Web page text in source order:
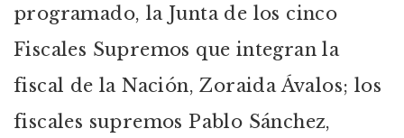
programado, la Junta de los cinco
Fiscales Supremos que integran la
fiscal de la Nación, Zoraida Ávalos; los
fiscales supremos Pablo Sánchez,